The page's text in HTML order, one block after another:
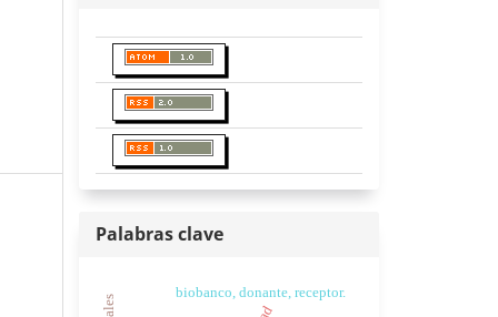
Palabras clave
biobanco, donante, receptor.